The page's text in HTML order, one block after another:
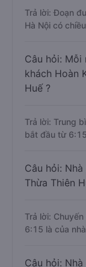
Trả lời: Đoạn
Hà Nội có
Câu hỏi: Mỗi
khách Hoàn
Huế ?
Trả lời: Trung
bắt đầu từ
Câu hỏi:
Thừa Thiên
Trả lời:
6:15 là của
Câu hỏi: